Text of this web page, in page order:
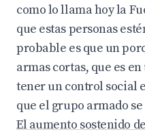
como lo llama hoy la
que estas personas
probable es que un
armas cortas, que es
tener un control social
que el grupo armado
El aumento sostenido